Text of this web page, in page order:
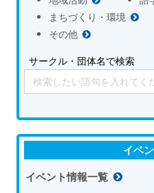
まちづくり・環境
その他
サークル・団体名で検索
Search
for:
イベ
イベント情報一覧